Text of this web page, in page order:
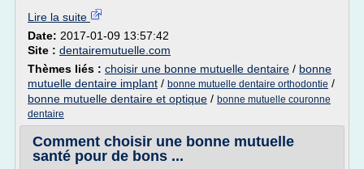
Lire la suite
Date: 2017-01-09 13:57:42
Site : dentairemutuelle.com
Thèmes liés : choisir une bonne mutuelle dentaire / bonne
mutuelle dentaire implant / bonne mutuelle dentaire orthodontie /
bonne mutuelle dentaire et optique / bonne mutuelle couronne
dentaire
Comment choisir une bonne mutuelle
santé pour de bons ...